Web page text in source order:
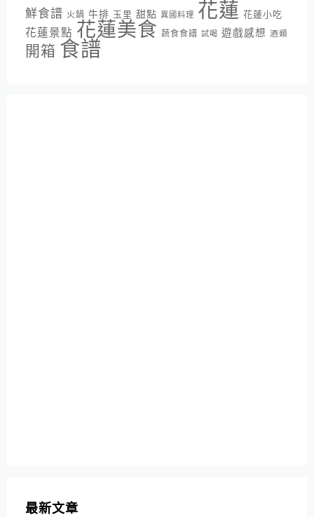
鮮食譜 火鍋 牛排 玉里 甜點 異國料理 花蓮 花蓮小吃
花蓮景點 花蓮美食 蔬食食譜 試喝 遊戲感想 酒類
開箱 食譜
最新文章